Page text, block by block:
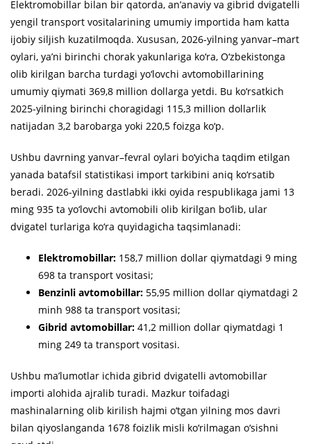
Elektromobillar bilan bir qatorda, an’anaviy va gibrid dvigatelli
yengil transport vositalarining umumiy importida ham katta
ijobiy siljish kuzatilmoqda. Xususan, 2026-yilning yanvar–mart
oylari, ya’ni birinchi chorak yakunlariga ko‘ra, O‘zbekistonga
olib kirilgan barcha turdagi yo‘lovchi avtomobillarining
umumiy qiymati 369,8 million dollarga yetdi. Bu ko‘rsatkich
2025-yilning birinchi choragidagi 115,3 million dollarlik
natijadan 3,2 barobarga yoki 220,5 foizga ko‘p.
Ushbu davrning yanvar–fevral oylari bo‘yicha taqdim etilgan
yanada batafsil statistikasi import tarkibini aniq ko‘rsatib
beradi. 2026-yilning dastlabki ikki oyida respublikaga jami 13
ming 935 ta yo‘lovchi avtomobili olib kirilgan bo‘lib, ular
dvigatel turlariga ko‘ra quyidagicha taqsimlanadi:
Elektromobillar: 158,7 million dollar qiymatdagi 9 ming
698 ta transport vositasi;
Benzinli avtomobillar: 55,95 million dollar qiymatdagi 2
minh 988 ta transport vositasi;
Gibrid avtomobillar: 41,2 million dollar qiymatdagi 1
ming 249 ta transport vositasi.
Ushbu ma’lumotlar ichida gibrid dvigatelli avtomobillar
importi alohida ajralib turadi. Mazkur toifadagi
mashinalarning olib kirilish hajmi o‘tgan yilning mos davri
bilan qiyoslanganda 1678 foizlik misli ko‘rilmagan o‘sishni